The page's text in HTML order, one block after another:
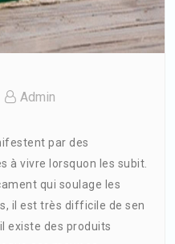
Admin
par des
à vivre lorsquon les subit.
qui soulage les
il est très difficile de sen
existe des produits